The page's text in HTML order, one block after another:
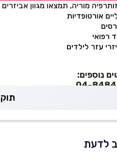
מוריה, תמצאו מגוון אביזרים
אורטופדיות
רפואי
עזר לילדים
נוספים:
תוקף
לדעת